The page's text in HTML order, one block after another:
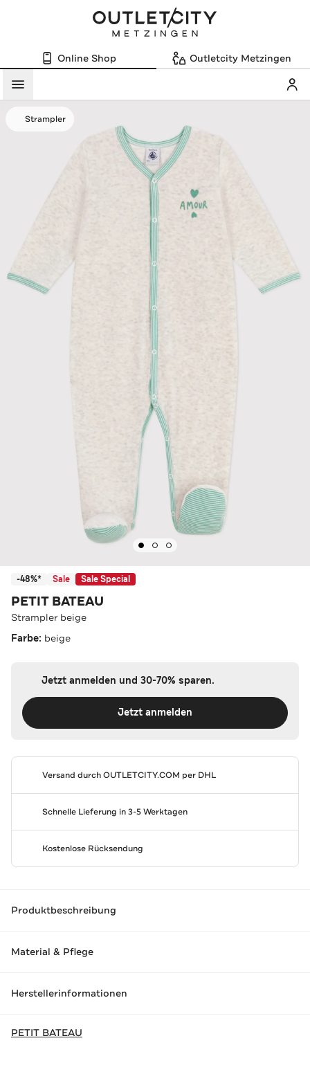
Online Shop Outletcity Metzingen
Menü
Strampler
-48%* Sale Sale Special
PETIT BATEAU
Strampler beige
Farbe: beige
Jetzt anmelden und 30-70% sparen.
Jetzt anmelden
Versand durchOUTLETCITY.COM per DHL
Schnelle Lieferung in 3-5 Werktagen
Kostenlose Rücksendung
Produktbeschreibung
Material & Pflege
Herstellerinformationen
PETIT BATEAU